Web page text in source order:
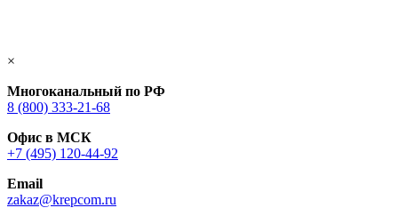
×
Многоканальный по РФ
8 (800) 333‑21-68
Офис в МСК
+7 (495) 120-44-92
Email
zakaz@krepcom.ru